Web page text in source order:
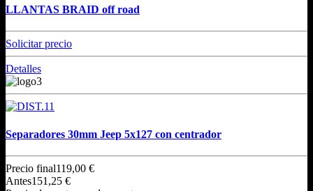
LLANTAS BRAID off road
Solicitar precio
Detalles
Separadores 30mm Jeep 5x127 con centrador
Precio final119,00 €
Antes151,25 €